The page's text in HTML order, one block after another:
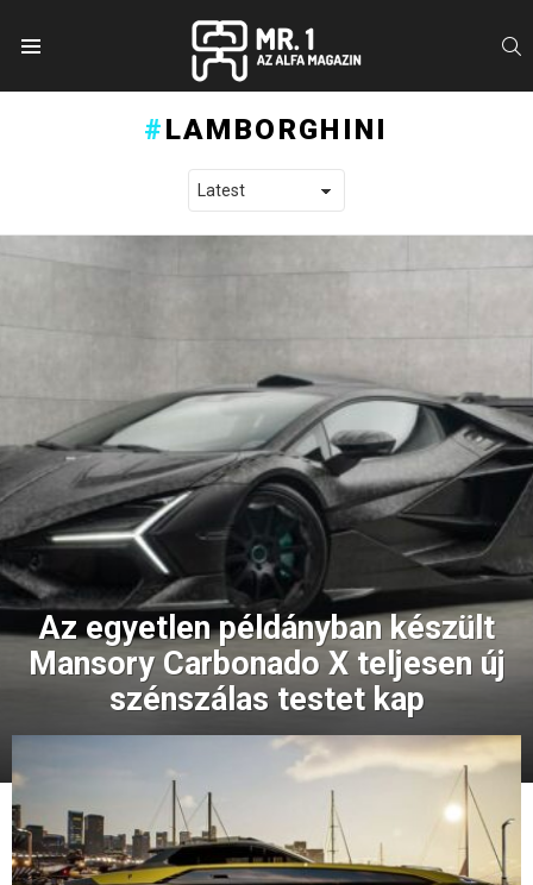
LAMBORGHINI
LATEST STORIES
Az egyetlen példányban készült
Mansory Carbonado X teljesen új
szénszálas testet kap